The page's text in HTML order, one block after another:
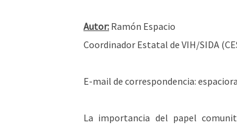
Autor: Ramón Espacio
Coordinador Estatal de VIH/SIDA
E-mail de correspondencia:
La importancia del papel